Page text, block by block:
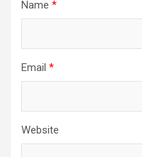
Name *
Email *
Website